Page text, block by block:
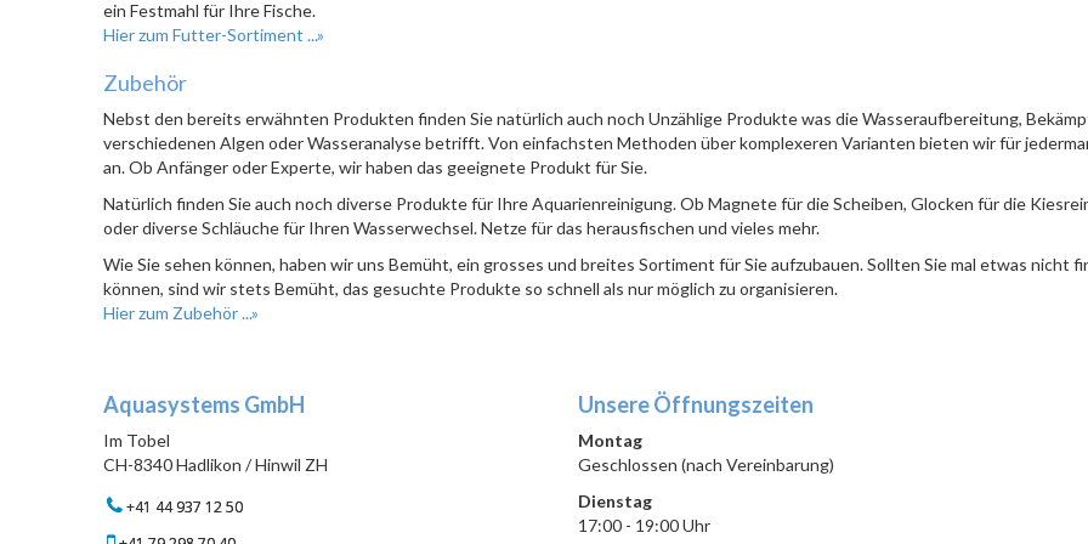
ein Festmahl für Ihre Fische.
Hier zum Futter-Sortiment ...»
Zubehör
Nebst den bereits erwähnten Produkten finden Sie natürlich auch noch Unzählige Produkte was die Wasseraufbereitung,
verschiedenen Algen oder Wasseranalyse betrifft. Von einfachsten Methoden über komplexeren Varianten bieten wir für
an. Ob Anfänger oder Experte, wir haben das geeignete Produkt für Sie.
Natürlich finden Sie auch noch diverse Produkte für Ihre Aquarienreinigung. Ob Magnete für die Scheiben, Glocken für die
oder diverse Schläuche für Ihren Wasserwechsel. Netze für das herausfischen und vieles mehr.
Wie Sie sehen können, haben wir uns Bemüht, ein grosses und breites Sortiment für Sie aufzubauen. Sollten Sie mal etwas nicht
können, sind wir stets Bemüht, das gesuchte Produkte so schnell als nur möglich zu organisieren.
Hier zum Zubehör ...»
Aquasystems GmbH
Im Tobel
CH-8340 Hadlikon / Hinwil ZH
+41 44 937 12 50
Unsere Öffnungszeiten
Montag
Geschlossen (nach Vereinbarung)
Dienstag
17:00 - 19:00 Uhr